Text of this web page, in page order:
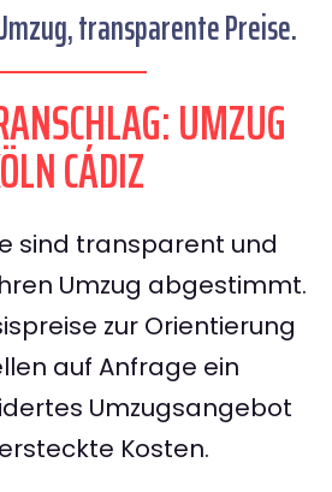
transparente Preise.
UMZUG
CÁDIZ
sind transparent und
Umzug abgestimmt.
zur Orientierung
auf Anfrage ein
Umzugsangebot
Kosten.